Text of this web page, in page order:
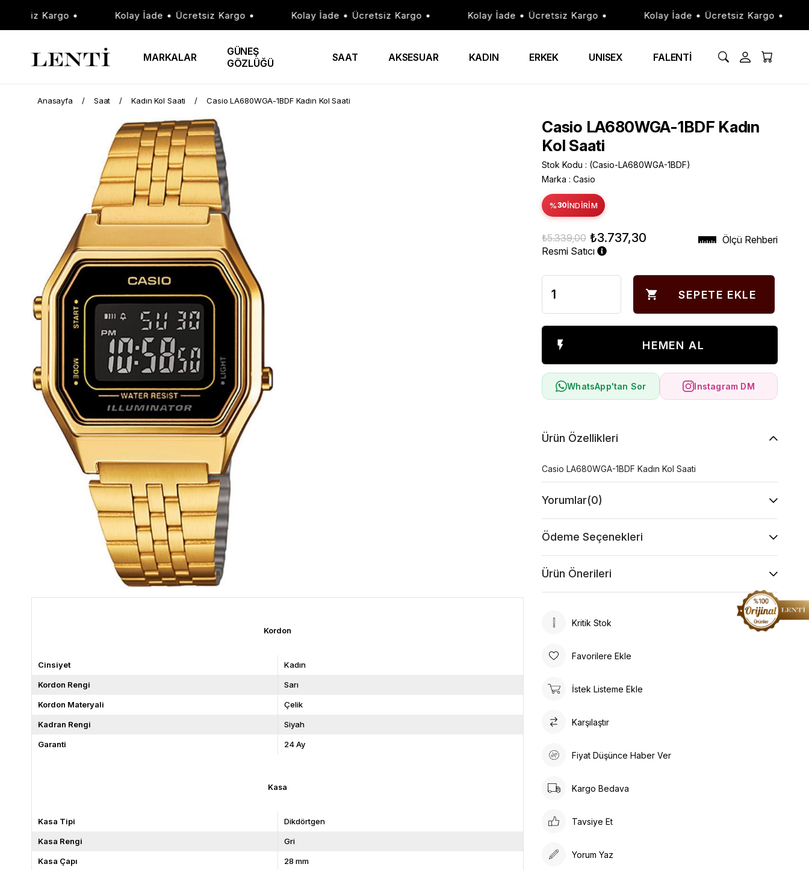
Kargo • Kolay İade • Ücretsiz Kargo • Kolay İade • Ücretsiz Kargo • Kolay İade • Ücretsiz Kargo • Kolay İade • Ücretsiz Kargo •
MARKALAR
GÜNEŞ
GÖZLÜĞÜ
SAAT AKSESUAR KADIN ERKEK UNISEX FALENTİ
Anasayfa Saat Kadın Kol Saati Casio LA680WGA-1BDF Kadın Kol Saati
Kordon
Cinsiyet Kadın
Kordon Rengi Sarı
Kordon Materyali Çelik
Kadran Rengi Siyah
Garanti 24 Ay
Kasa
Kasa Tipi Dikdörtgen
Kasa Rengi Gri
Kasa Çapı 28 mm
Casio LA680WGA-1BDF Kadın
Kol Saati
Stok Kodu
(Casio-LA680WGA-1BDF)
Marka : Casio
%30İNDIRIM
₺5.339,00 ₺3.737,30
Resmi Satıcı
Ölçü Rehberi
WhatsApp'tan Sor Instagram DM
Ürün Özellikleri
Casio LA680WGA-1BDF Kadın Kol Saati
Yorumlar(0)
Ödeme Seçenekleri
Ürün Önerileri
Kritik Stok
Favorilere Ekle
İstek Listeme Ekle
Karşılaştır
Fiyat Düşünce Haber Ver
Kargo Bedava
Tavsiye Et
Yorum Yaz